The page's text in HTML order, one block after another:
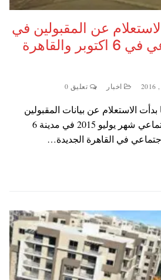
عن المقبولين في
الاسكان الاجتماعي في 6 اكتوبر والقاهرة
اخبار تعليق 0
الاستعلام عن بيانات المقبولين
لحجز شقق الاسكان الاجتماعي شهر يوليو 2015 في مدينة 6
في القاهرة الجديدة…